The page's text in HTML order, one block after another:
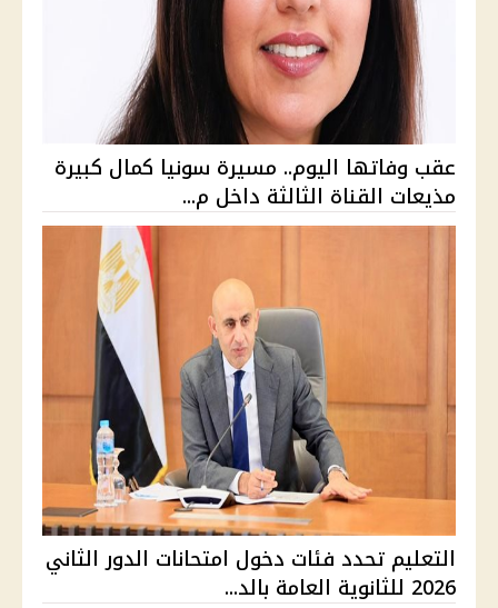
عقب وفاتها اليوم.. مسيرة سونيا كمال كبيرة
مذيعات القناة الثالثة داخل م...
التعليم تحدد فئات دخول امتحانات الدور الثاني
2026 للثانوية العامة بالد...